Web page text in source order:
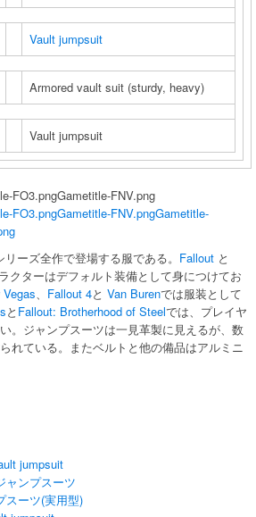
Vault jumpsuit
Armored vault suit (sturdy, heavy)
Vault jumpsuit
FO3.pngGametitle-FNV.png
FO3.pngGametitle-FNV.pngGametitle-
ーズ全作で登場する服である。 Fallout と
クターはデフォルト装備として身につけてお
、 Fallout 4と Van Burenでは服装として
と Fallout: Brotherhood of Steelでは、プレイヤ
。ジャンプスーツは一見革製に見えるが、数
れている。またベルトと他の備品はアルミニ
jumpsuit
ャンプスーツ
スーツ(実用型)